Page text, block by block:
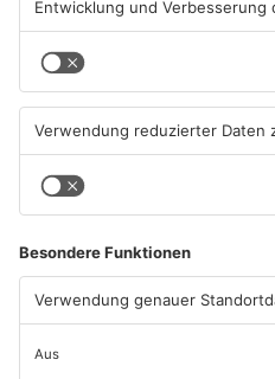
Schwimmbäder im
Primaveraland weisen teils
erhebliche Mängel auf
06.08.2026, 06:37 UHR IN